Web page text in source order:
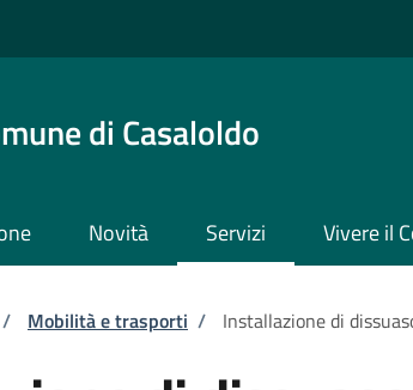
di Casaloldo
Novità Servizi Vivere il
di pane
/ Mobilità e trasporti / Installazione di